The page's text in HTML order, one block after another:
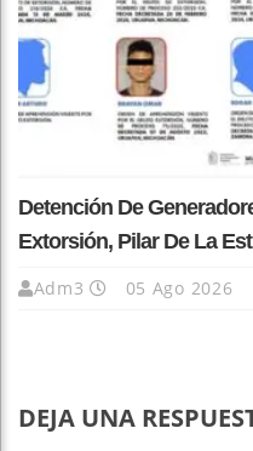
Detención De
Extorsión, Pilar De La
Adm3 05 Ago 2026
DEJA UNA